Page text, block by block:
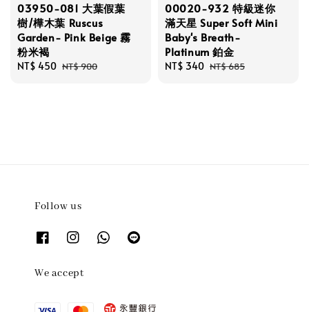
03950-081 大葉假葉
樹/樺木葉 Ruscus
Garden- Pink Beige 霧
粉米褐
Sale
NT$ 450 Regular
NT$ 900
00020-932 特級迷你
滿天星 Super Soft Mini
Baby's Breath-
Platinum 鉑金
Sale
NT$ 340 Regular
NT$ 685
Follow us
We accept